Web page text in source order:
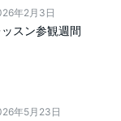
年2月3日
ッスン参観週間
年5月23日